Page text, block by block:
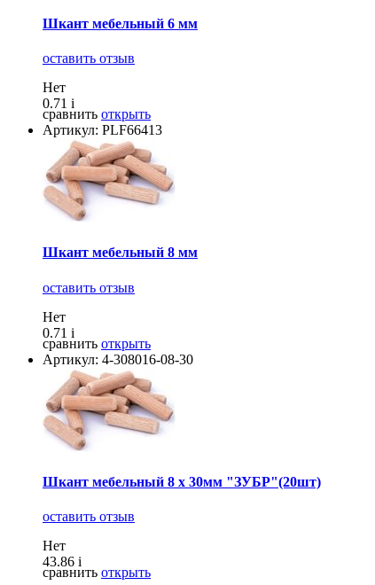
Шкант мебельный 6 мм
оставить отзыв
Нет
0.71 i
сравнить открыть
Артикул: PLF66413
Шкант мебельный 8 мм
оставить отзыв
Нет
0.71 i
сравнить открыть
Артикул: 4-308016-08-30
Шкант мебельный 8 х 30мм "ЗУБР"(20шт)
оставить отзыв
Нет
43.86 i
сравнить открыть